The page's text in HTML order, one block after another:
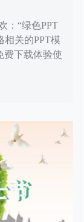
：“绿色PPT
相关的PPT模
费下载体验使